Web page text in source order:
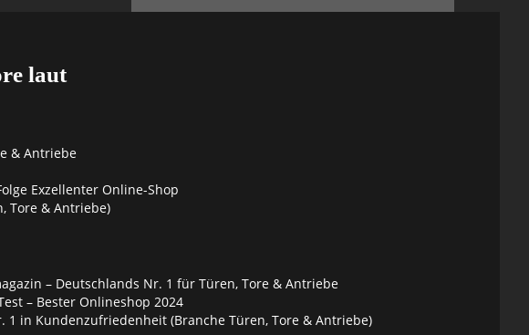
laut
& Antriebe
Exzellenter Online-Shop
Tore & Antriebe)
– Deutschlands Nr. 1 für Türen, Tore & Antriebe
– Bester Onlineshop 2024
1 in Kundenzufriedenheit (Branche Türen, Tore & Antriebe)